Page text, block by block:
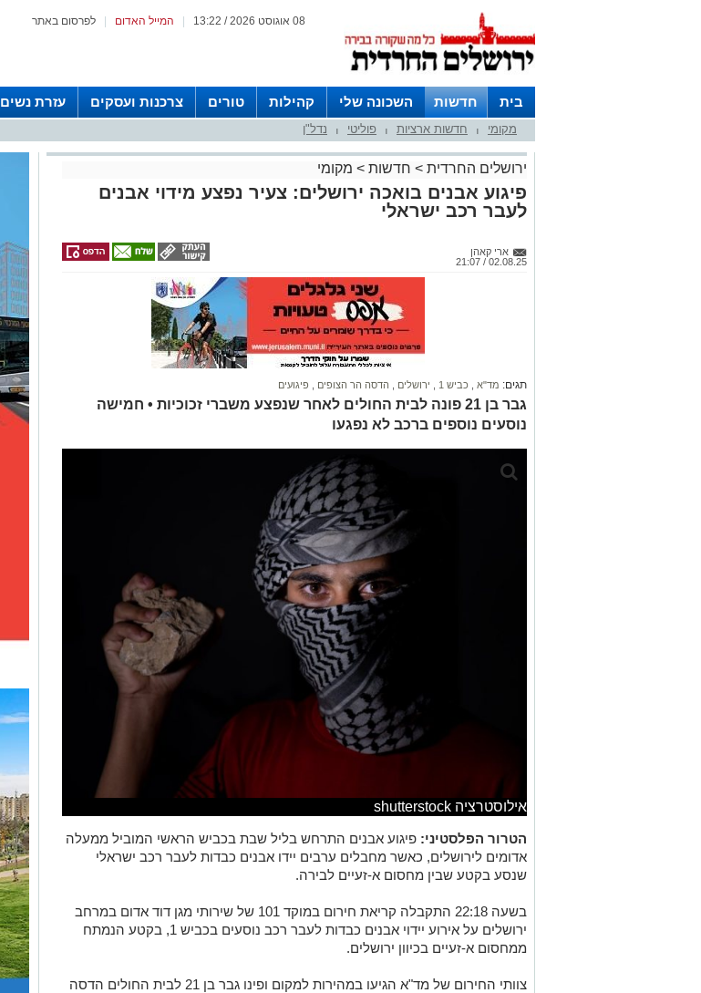
לפרסום באתר המייל האדום 08 אוגוסט 2026 / 13:22
בית חדשות השכונה שלי קהילות טורים צרכנות ועסקים עזרת נשים
חצרות
מקומי חדשות ארציות פוליטי נדל"ן
ירושלים החרדית > חדשות > מקומי
פיגוע אבנים בואכה ירושלים: צעיר נפצע מידוי אבנים
לעבר רכב ישראלי
ארי קאהן
02.08.25 / 21:07
תגים: מד"א כביש 1 ירושלים הדסה הר הצופים פיגועים
גבר בן 21 פונה לבית החולים לאחר שנפצע משברי זכוכיות • חמישה
נוסעים נוספים ברכב לא נפגעו
אילוסטרציה shutterstock
הטרור הפלסטיני: פיגוע אבנים התרחש בליל שבת בכביש הראשי המוביל ממעלה
אדומים לירושלים, כאשר מחבלים ערבים יידו אבנים כבדות לעבר רכב ישראלי
שנסע בקטע שבין מחסום א-זעיים לבירה.
בשעה 22:18 התקבלה קריאת חירום במוקד 101 של שירותי מגן דוד אדום במרחב
ירושלים על אירוע יידוי אבנים כבדות לעבר רכב נוסעים בכביש 1, בקטע הנמתח
ממחסום א-זעיים בכיוון ירושלים.
צוותי החירום של מד"א הגיעו במהירות למקום ופינו גבר בן 21 לבית החולים הדסה